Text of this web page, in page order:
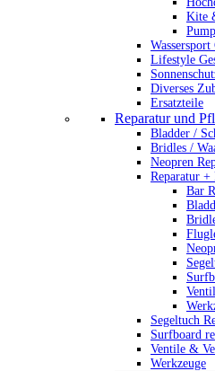
Kite
Wassersport
Lifestyle
Diverses
Ersatzteile
Reparatur und
Bladder /
Bridles /
Neopren
Reparatur +
Bar
Segeltuch
Surfboard
Ventile &
Werkzeuge